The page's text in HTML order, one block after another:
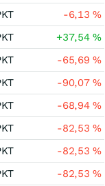
-6,13%
+37,54%
-65,69%
-90,07%
-68,94%
-82,53%
-82,53%
-82,53%